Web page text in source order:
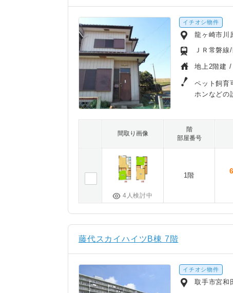
イチオシ物件
龍ヶ崎市川
ＪＲ常磐
地上2階建 /
ペット飼育
ホンなどの
間取り画像
階
部屋番号
4人検討中
1階
藤代スカイハイツB棟 7階
イチオシ物件
取手市宮和